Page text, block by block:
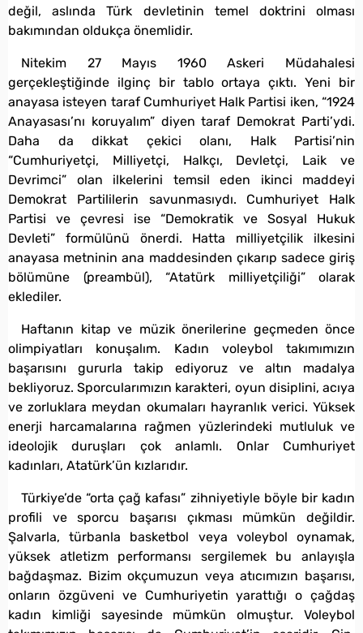
değil, aslında Türk devletinin temel doktrini olması
bakımından oldukça önemlidir.
Nitekim 27 Mayıs 1960 Askeri Müdahalesi
gerçekleştiğinde ilginç bir tablo ortaya çıktı. Yeni bir
anayasa isteyen taraf Cumhuriyet Halk Partisi iken, “1924
Anayasası’nı koruyalım” diyen taraf Demokrat Parti’ydi.
Daha da dikkat çekici olanı, Halk Partisi’nin
“Cumhuriyetçi, Milliyetçi, Halkçı, Devletçi, Laik ve
Devrimci” olan ilkelerini temsil eden ikinci maddeyi
Demokrat Partililerin savunmasıydı. Cumhuriyet Halk
Partisi ve çevresi ise “Demokratik ve Sosyal Hukuk
Devleti” formülünü önerdi. Hatta milliyetçilik ilkesini
anayasa metninin ana maddesinden çıkarıp sadece giriş
bölümüne (preambül), “Atatürk milliyetçiliği” olarak
eklediler.
Haftanın kitap ve müzik önerilerine geçmeden önce
olimpiyatları konuşalım. Kadın voleybol takımımızın
başarısını gururla takip ediyoruz ve altın madalya
bekliyoruz. Sporcularımızın karakteri, oyun disiplini, acıya
ve zorluklara meydan okumaları hayranlık verici. Yüksek
enerji harcamalarına rağmen yüzlerindeki mutluluk ve
ideolojik duruşları çok anlamlı. Onlar Cumhuriyet
kadınları, Atatürk’ün kızlarıdır.
Türkiye’de “orta çağ kafası” zihniyetiyle böyle bir kadın
profili ve sporcu başarısı çıkması mümkün değildir.
Şalvarla, türbanla basketbol veya voleybol oynamak,
yüksek atletizm performansı sergilemek bu anlayışla
bağdaşmaz. Bizim okçumuzun veya atıcımızın başarısı,
onların özgüveni ve Cumhuriyetin yarattığı o çağdaş
kadın kimliği sayesinde mümkün olmuştur. Voleybol